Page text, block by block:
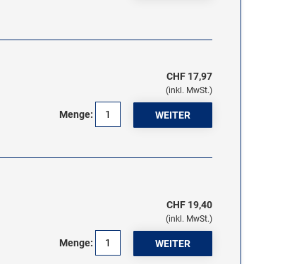
CHF 17,97
(inkl. MwSt.)
Menge:
CHF 19,40
(inkl. MwSt.)
Menge: